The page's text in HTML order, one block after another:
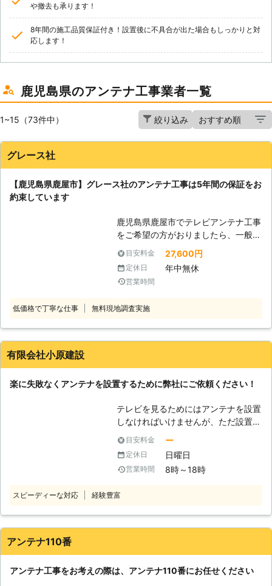
や撤去も承ります！
8年間の施工品質保証付き！設置後に不具合が出た場合もしっかりと対
応します！
鹿児島県のアンテナ工事業者一覧
1~15（73件中） 絞り込み
グレース社
【鹿児島県鹿屋市】グレース社のアンテナ工事は5年間の保証をお
約束しています
鹿児島県鹿屋市でテレビアンテナ工事
をご希望の方がおりましたら、一般の
お客様や法人のお客様から幅広く依頼
をこなしてきたグレース社へ。 これ
まで2,000件以上の施工をおこなって
きた実績がございますので、安心して
くアンテナを設置したい」「急にテレ
っております。 期間内に何かアンテ
までご連絡ください。 担当スタッフ
が迅速にお伺いし、不具合を解消いた
します。 施工完了後に保証書代わり
に領収書を発行し、お渡しいたします
のでなくさないように保管しておいて
アンテナにも対応可能！ 当社では、
ン）・BS/CSアンテナ（4K8K対応）
などさまざまなアンテナに対応してお
付けたい」「デザインアンテナに変更
したい」などアンテナのことで何かあ
目安料金 27,600円
定休日 年中無休
営業時間
低価格で丁寧な仕事 無料現地調査実施
有限会社小原建設
楽に失敗なくアンテナを設置するために弊社にご依頼ください！
テレビを見るためにはアンテナを設置
しなければいけませんが、ただ設置す
れば言いという単純なものではありま
せん。アンテナは電波を受信するもの
ですが、テレビアンテナは指向性のも
のですので、電波が飛んでくる方向に
は目に見えないので正しく向けるのは
めの装備を整え、知識と経験を活かし
目安料金 ー
定休日 日曜日
営業時間 8時～18時
スピーディーな対応 経験豊富
アンテナ110番
アンテナ工事をお考えの際は、アンテナ110番にお任せください